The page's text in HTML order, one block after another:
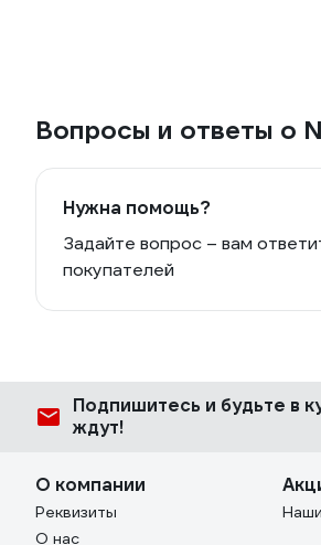
Вопросы и ответы о
Нужна помощь?
Задайте вопрос – вам
покупателей
Подпишитесь и будьте в
ждут!
О компании
Реквизиты
О нас